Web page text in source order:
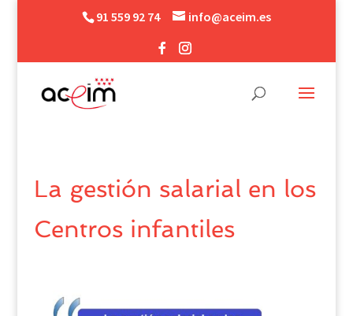
91 559 92 74 info@aceim.es
La gestión salarial en los
Centros infantiles